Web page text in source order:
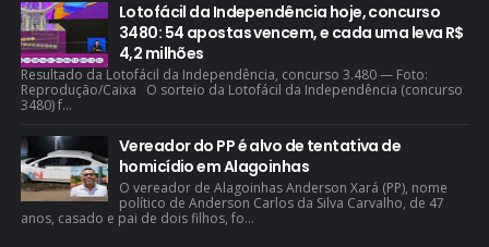
Lotofácil da Independência hoje, concurso
3480: 54 apostas vencem, e cada uma leva R$
4,2 milhões
Resultado da Lotofácil da Independência, concurso 3.480 — Foto:
Reprodução/Caixa O sorteio da Lotofácil da Independência (concurso
3480) f...
Vereador do PP é alvo de tentativa de
homicídio em Alagoinhas
O vereador de Alagoinhas Anderson Xará (PP), nome
político de Anderson Carlos da Silva Carvalho, de 47
anos, casado e pai de dois filhos, fo...